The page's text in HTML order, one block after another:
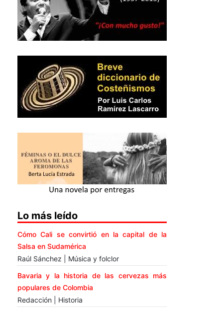
Lo más leído
Cómo Cali se convirtió en la capital de la
Salsa en Sudamérica
Raúl Sánchez | Música y folclor
Bavaria y la historia de las cervezas más
populares de Colombia
Redacción | Historia